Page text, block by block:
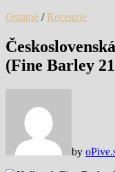
Ostatné / Recenzie
(Fine Barley
by